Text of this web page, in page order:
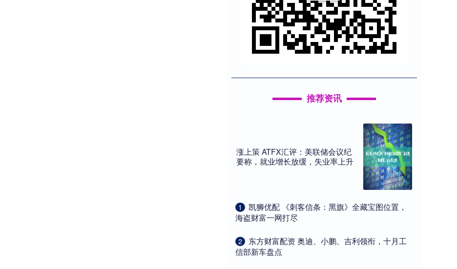
推荐资讯
涨上策 ATFX汇评：美联储会议纪
要称，就业增长放缓，失业率上升
1
​凯狮优配 《刺客信条：黑旗》全藏宝图位置，
海盗财富一网打尽
2
​东方财富配资 奥迪、小鹏、吉利领衔，十月工
信部新车盘点